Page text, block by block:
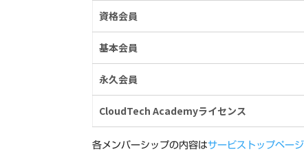
資格会員
基本会員
永久会員
CloudTech Academyライセンス
各メンバーシップの内容はサービストップページ